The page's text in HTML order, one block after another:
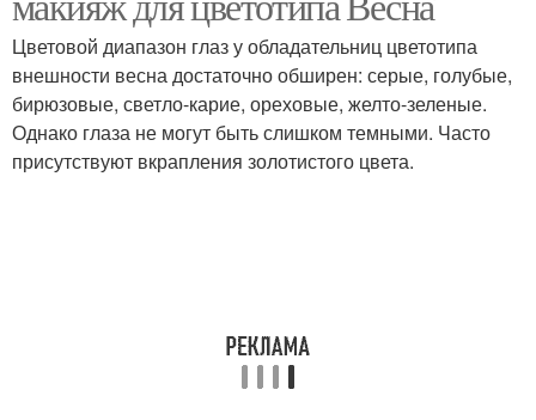
Цветовой диапазон глаз у обладательниц цветотипа
внешности весна достаточно обширен: серые, голубые,
бирюзовые, светло-карие, ореховые, желто-зеленые.
Однако глаза не могут быть слишком темными. Часто
присутствуют вкрапления золотистого цвета.